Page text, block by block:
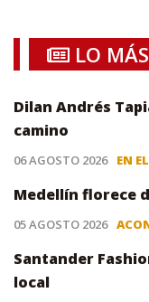
LO
Dilan Andrés
camino
06 AGOSTO 2026 EN
Medellín florece
05 AGOSTO 2026
Santander
local